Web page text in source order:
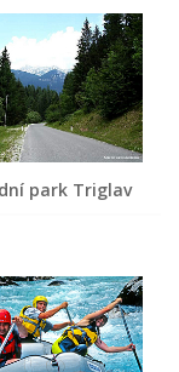
park Triglav